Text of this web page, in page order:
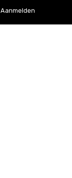
Aanmelden